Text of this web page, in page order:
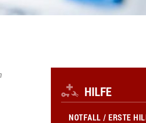
HILFE
NOTFALL / ERSTE